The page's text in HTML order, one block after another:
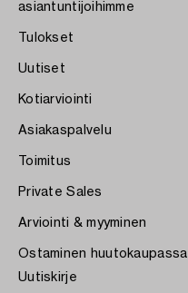
asiantuntijoihimme
Tulokset
Uutiset
Kotiarviointi
Asiakaspalvelu
Toimitus
Private Sales
Arviointi & myyminen
Ostaminen huutokaupassa
Uutiskirje